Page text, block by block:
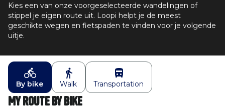
Kies een van onze voorgeselecteerde wandelingen of
stippel je eigen route uit. Loopi helpt je de meest
geschikte wegen en fietspaden te vinden voor je volgende
uitje.
By bike Walk Transportation
My route by bike